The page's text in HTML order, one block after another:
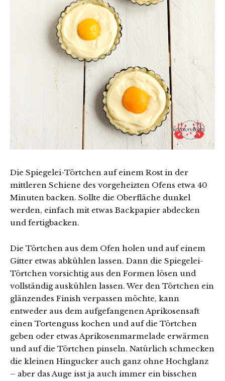
Die Spiegelei-Törtchen auf einem Rost in der
mittleren Schiene des vorgeheizten Ofens etwa 40
Minuten backen. Sollte die Oberfläche dunkel
werden, einfach mit etwas Backpapier abdecken
und fertigbacken.
Die Törtchen aus dem Ofen holen und auf einem
Gitter etwas abkühlen lassen. Dann die Spiegelei-
Törtchen vorsichtig aus den Formen lösen und
vollständig auskühlen lassen. Wer den Törtchen ein
glänzendes Finish verpassen möchte, kann
entweder aus dem aufgefangenen Aprikosensaft
einen Tortenguss kochen und auf die Törtchen
geben oder etwas Aprikosenmarmelade erwärmen
und auf die Törtchen pinseln. Natürlich schmecken
die kleinen Hingucker auch ganz ohne Hochglanz
– aber das Auge isst ja auch immer ein bisschen